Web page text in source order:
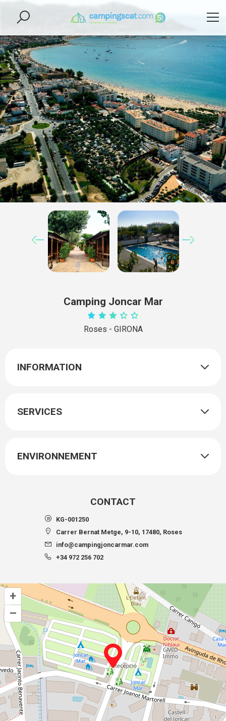
Camping Joncar Mar
Roses - GIRONA
INFORMATION
SERVICES
ENVIRONNEMENT
CONTACT
KG-001250
Carrer Bernat Metge, 9-10, 17480, Roses
info@campingjoncarmar.com
+34 972 256 702
+
–